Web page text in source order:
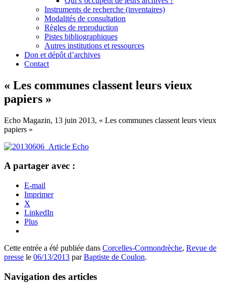
Instruments de recherche (inventaires)
Modalités de consultation
Règles de reproduction
Pistes bibliographiques
Autres institutions et ressources
Don et dépôt d’archives
Contact
« Les communes classent leurs vieux
papiers »
Echo Magazin, 13 juin 2013, « Les communes classent leurs vieux
papiers »
A partager avec :
E-mail
Imprimer
X
LinkedIn
Plus
Cette entrée a été publiée dans Corcelles-Cormondrèche, Revue de
presse le 06/13/2013 parBaptiste de Coulon.
Navigation des articles